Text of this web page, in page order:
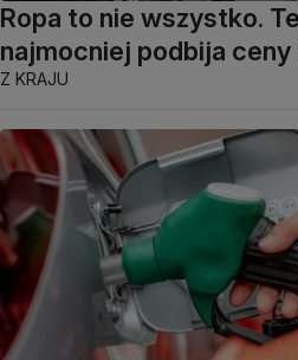
Ropa to nie wszystko.
najmocniej podbija ceny
Z KRAJU